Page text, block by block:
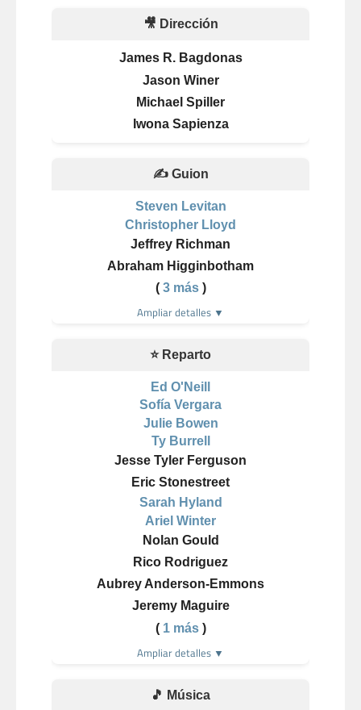
🎥 Dirección
James R. Bagdonas
Jason Winer
Michael Spiller
Iwona Sapienza
✍️ Guion
Steven Levitan
Christopher Lloyd
Jeffrey Richman
Abraham Higginbotham
( 3 más)
Ampliar detalles ▼
⭐ Reparto
Ed O'Neill
Sofía Vergara
Julie Bowen
Ty Burrell
Jesse Tyler Ferguson
Eric Stonestreet
Sarah Hyland
Ariel Winter
Nolan Gould
Rico Rodriguez
Aubrey Anderson-Emmons
Jeremy Maguire
( 1 más)
Ampliar detalles ▼
🎵 Música